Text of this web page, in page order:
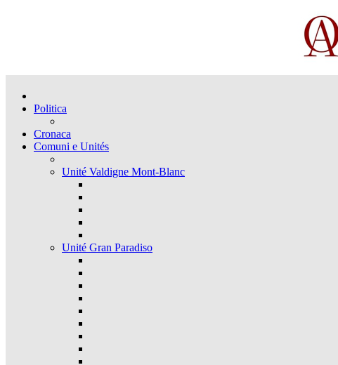
Politica
Cronaca
Comuni e Unités
Unité Valdigne Mont-Blanc
Unité Gran Paradiso